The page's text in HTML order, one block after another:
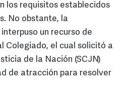
los requisitos establecidos
No obstante, la
un recurso de
Colegiado, el cual solicitó a
de la Nación (SCJN)
de atracción para resolver